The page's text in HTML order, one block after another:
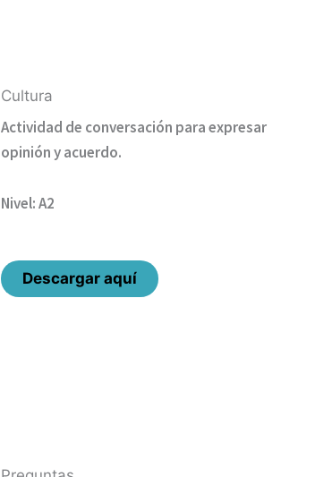
Cultura
Actividad de conversación para expresar
opinión y acuerdo.
Nivel: A2
Descargar aquí